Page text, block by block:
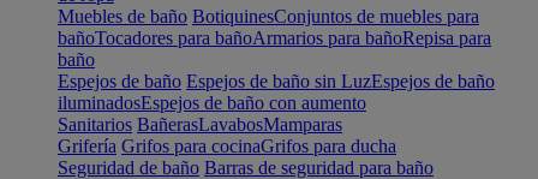
Muebles de baño BotiquinesConjuntos de muebles para
bañoTocadores para bañoArmarios para bañoRepisa para
baño
Espejos de baño Espejos de baño sin LuzEspejos de baño
iluminadosEspejos de baño con aumento
Sanitarios BañerasLavabosMamparas
Grifería Grifos para cocinaGrifos para ducha
Seguridad de baño Barras de seguridad para baño